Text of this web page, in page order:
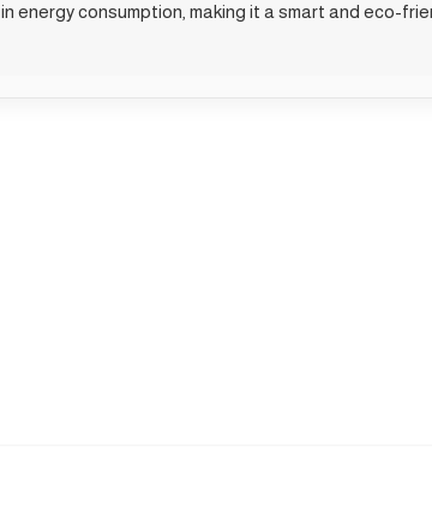
in energy consumption, making it a smart and eco-